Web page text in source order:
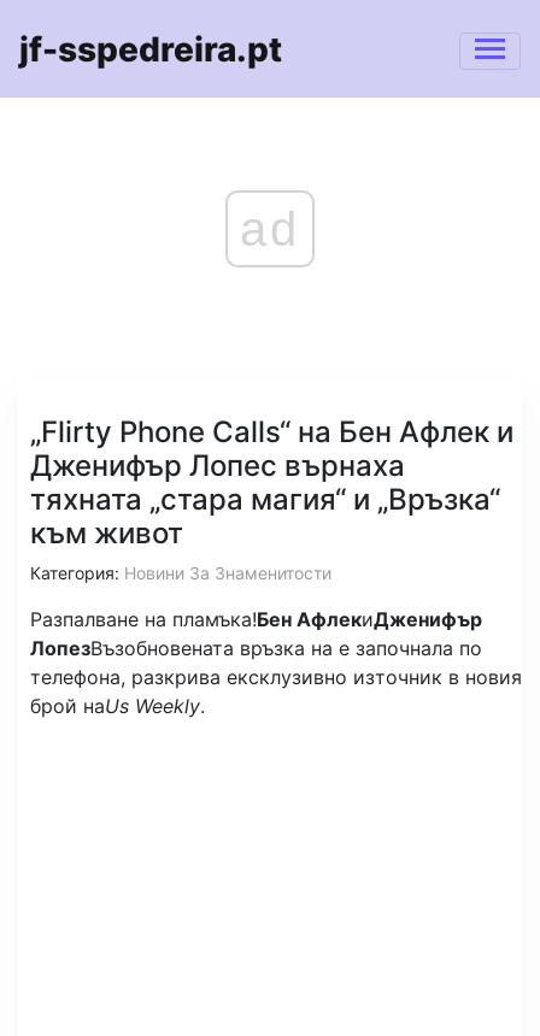
jf-sspedreira.pt
ad
„Flirty Phone Calls“ на Бен Афлек и
Дженифър Лопес върнаха
тяхната „стара магия“ и „Връзка“
към живот
Категория: Новини За Знаменитости
Разпалване на пламъка!Бен АфлекиДженифър
ЛопезВъзобновената връзка на е започнала по
телефона, разкрива ексклузивно източник в новия
брой наUs Weekly.